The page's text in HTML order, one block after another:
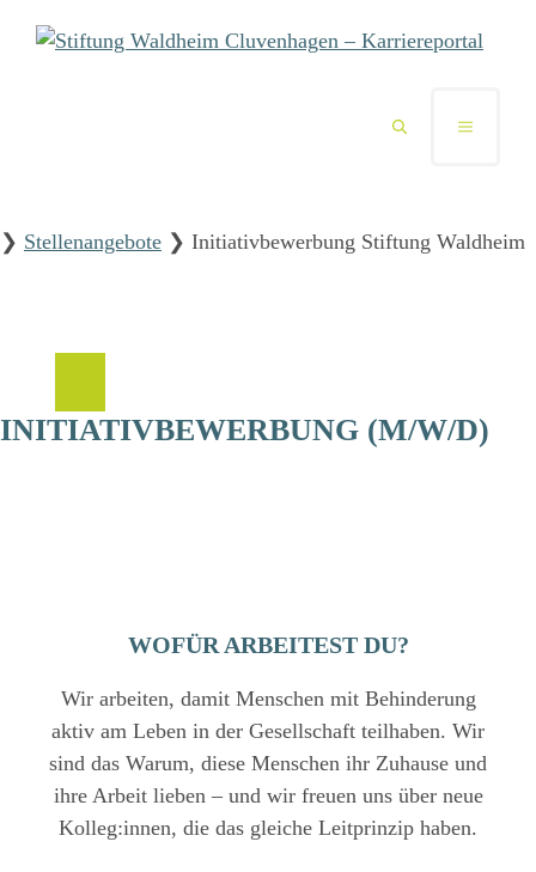
Inhalt
MENÜ
❯ Stellenangebote ❯ Initiativbewerbung Stiftung Waldheim
INITIATIVBEWERBUNG (M/W/D)
WOFÜR ARBEITEST DU?
Wir arbeiten, damit Menschen mit Behinderung
aktiv am Leben in der Gesellschaft teilhaben. Wir
sind das Warum, diese Menschen ihr Zuhause und
ihre Arbeit lieben – und wir freuen uns über neue
Kolleg:innen, die das gleiche Leitprinzip haben.